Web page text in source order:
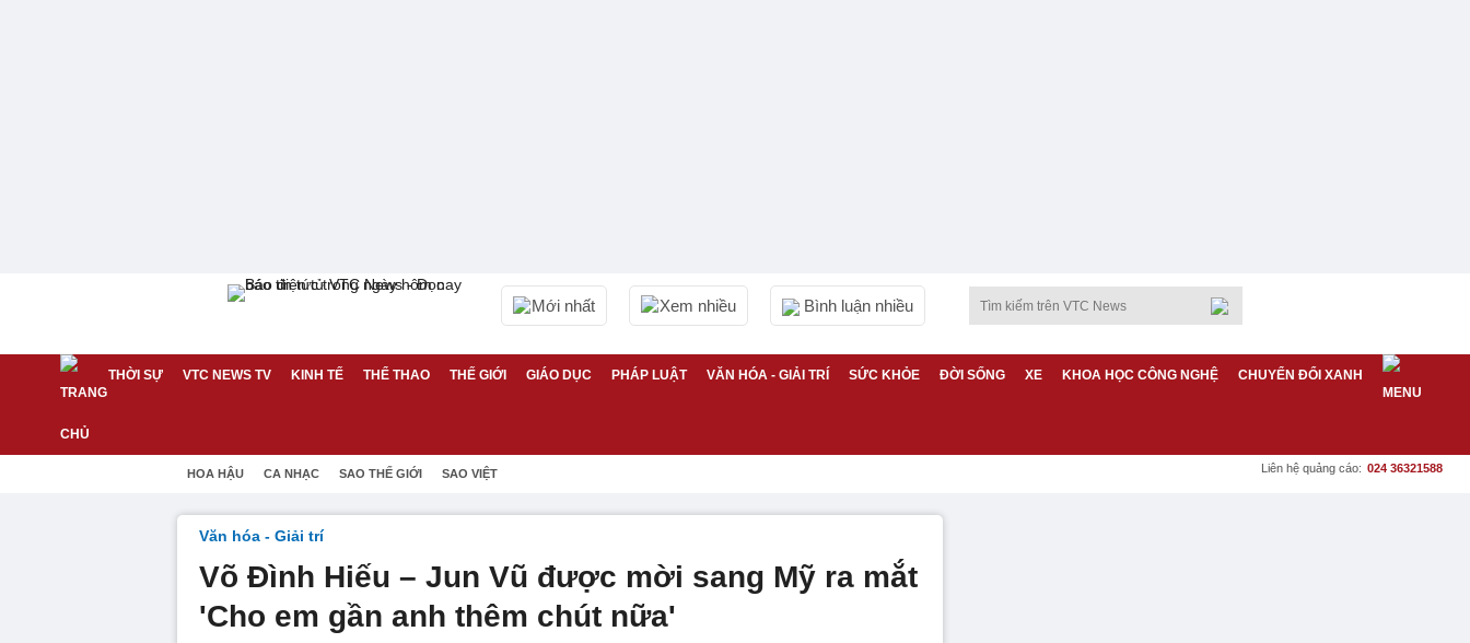
Mới nhất Xem nhiều Bình luận nhiều
THỜI SỰ VTC NEWS TV KINH TẾ THỂ THAO THẾ GIỚI GIÁO DỤC PHÁP LUẬT VĂN HÓA - GIẢI TRÍ SỨC KHỎE ĐỜI SỐNG XE KHOA HỌC CÔNG NGHỆ CHUYỂN ĐỔI XANH
HOA HẬU CA NHẠC SAO THẾ GIỚI SAO VIỆT Liên hệ quảng cáo: 024 36321588
Văn hóa - Giải trí
Võ Đình Hiếu – Jun Vũ được mời sang Mỹ ra mắt
'Cho em gần anh thêm chút nữa'